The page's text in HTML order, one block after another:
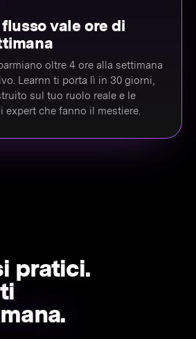
vale ore di
oltre 4 ore alla settimana
Learnn ti porta lì in 30 giorni,
sul tuo ruolo reale e le
expert che fanno il mestiere.
pratici.